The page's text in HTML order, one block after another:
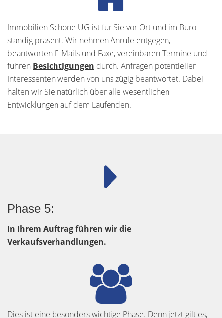
Immobilien Schöne UG ist für Sie vor Ort und im Büro
ständig präsent. Wir nehmen Anrufe entgegen,
beantworten E-Mails und Faxe, vereinbaren Termine und
führen Besichtigungen durch. Anfragen potentieller
Interessenten werden von uns zügig beantwortet. Dabei
halten wir Sie natürlich über alle wesentlichen
Entwicklungen auf dem Laufenden.
Phase 5:
In Ihrem Auftrag führen wir die
Verkaufsverhandlungen.
Dies ist eine besonders wichtige Phase. Denn jetzt gilt es,